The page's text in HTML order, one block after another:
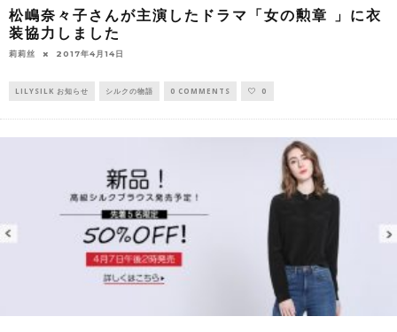
松嶋奈々子さんが主演したドラマ「女の勲章 」に衣
装協力しました
莉莉丝 2017年4月14日
LILYSILK お知らせ シルクの物語 0 COMMENTS 0